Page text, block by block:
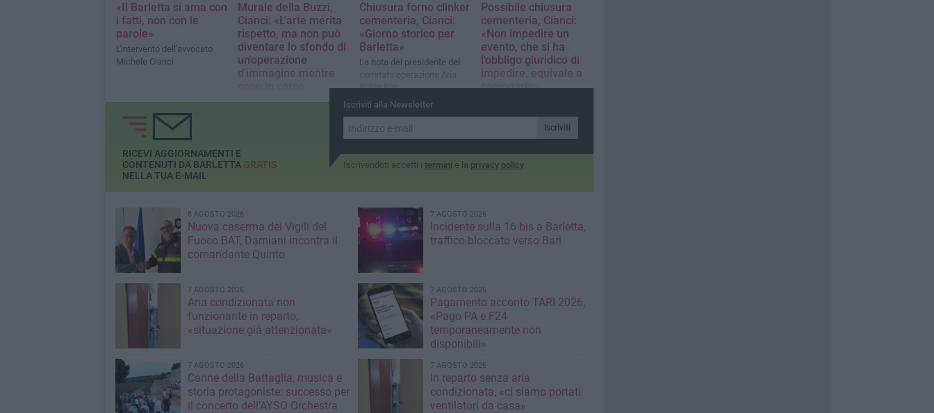
«Il Barletta si ama con
i fatti, non con le
parole»
L'intervento dell'avvocato
Michele Cianci
Murale della Buzzi,
Cianci: «L'arte merita
rispetto, ma non può
diventare lo sfondo di
un'operazione
d'immagine mentre
accertamenti sulla
pulita Bat
Chiusura forno clinker
cementeria, Cianci:
«Giorno storico per
Barletta»
La nota del presidente del
comitato operazione Aria
Pulita Bat
Possibile chiusura
cementeria, Cianci:
«Non impedire un
evento, che si ha
l'obbligo giuridico di
impedire, equivale a
cagionarlo»
comitato operazione aria
Iscriviti alla Newsletter
Iscriviti
Iscrivendoti accetti i termini e la privacy policy
RICEVI AGGIORNAMENTI E
CONTENUTI DA BARLETTA GRATIS
NELLA TUA E-MAIL
8 AGOSTO 2026
Nuova caserma dei Vigili del
Fuoco BAT, Damiani incontra il
comandante Quinto
7 AGOSTO 2026
Incidente sulla 16 bis a Barletta,
traffico bloccato verso Bari
7 AGOSTO 2026
Aria condizionata non
funzionante in reparto,
«situazione già attenzionata»
7 AGOSTO 2026
Pagamento acconto TARI 2026,
«Pago PA e F24
temporaneamente non
disponibili»
7 AGOSTO 2026
Canne della Battaglia, musica e
storia protagoniste: successo per
il concerto dell’AYSO Orchestra
7 AGOSTO 2026
In reparto senza aria
condizionata, «ci siamo portati
ventilatori da casa»